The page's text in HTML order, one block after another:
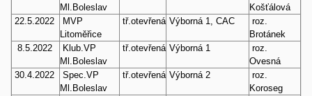
Ml.Boleslav
Košťálová
22.5.2022
MVP
Litoměřice
tř.otevřená Výborná 1, CAC
roz.
Brotánek
8.5.2022
Klub.VP
Ml.Boleslav
tř.otevřená Výborná 1
roz.
Ovesná
30.4.2022
Spec.VP
Ml.Boleslav
tř.otevřená Výborná 2
roz.
Koroseg